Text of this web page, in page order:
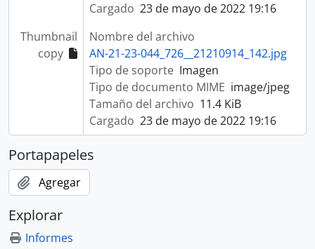
Cargado 23 de mayo de 2022 19:16
Thumbnail
copy
Nombre del archivo
AN-21-23-044_726__21210914_142.jpg
Tipo de soporte Imagen
Tipo de documento MIME image/jpeg
Tamaño del archivo 11.4 KiB
Cargado 23 de mayo de 2022 19:16
Portapapeles
Agregar
Explorar
Informes